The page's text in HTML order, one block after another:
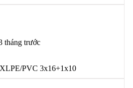
tháng trước
PVC 3x16+1x10